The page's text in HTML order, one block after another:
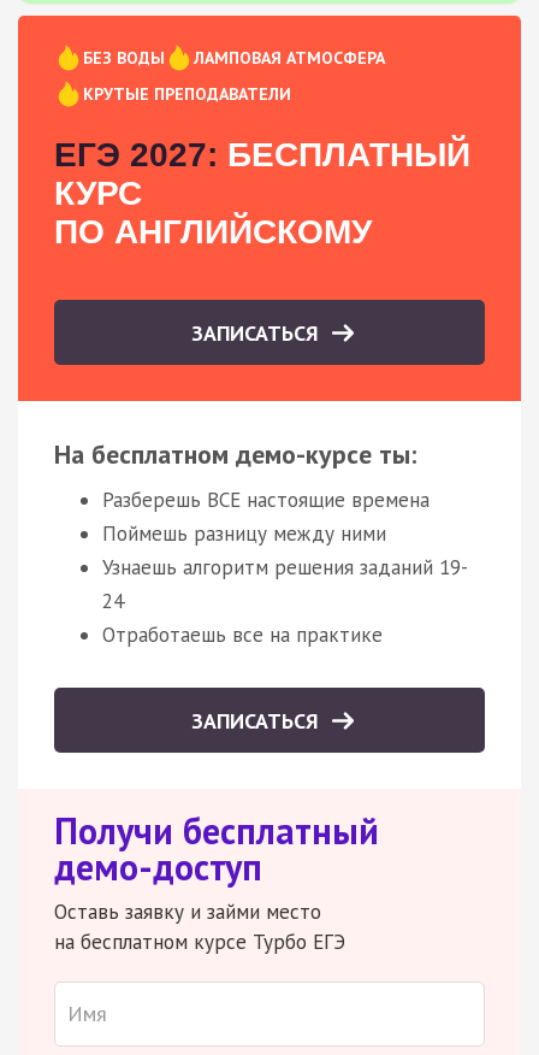
БЕЗ ВОДЫ
ЛАМПОВАЯ АТМОСФЕРА
КРУТЫЕ ПРЕПОДАВАТЕЛИ
ЕГЭ 2027: БЕСПЛАТНЫЙ
КУРС
ПО АНГЛИЙСКОМУ
ЗАПИСАТЬСЯ
На бесплатном демо-курсе ты:
Разберешь ВСЕ настоящие времена
Поймешь разницу между ними
Узнаешь алгоритм решения заданий 19-
24
Отработаешь все на практике
ЗАПИСАТЬСЯ
Получи бесплатный
демо-доступ
Оставь заявку и займи место
на бесплатном курсе Турбо ЕГЭ